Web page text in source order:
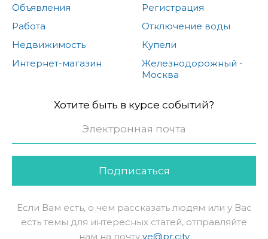
Объявления
Работа
Недвижимость
Интернет-магазин
Регистрация
Отключение воды
Купели
Железнодорожный -
Москва
Хотите быть в курсе событий?
Подписаться
Если Вам есть, о чем рассказать людям или у Вас
есть темы для интересных статей, отправляйте
нам на почту ve@pr.city